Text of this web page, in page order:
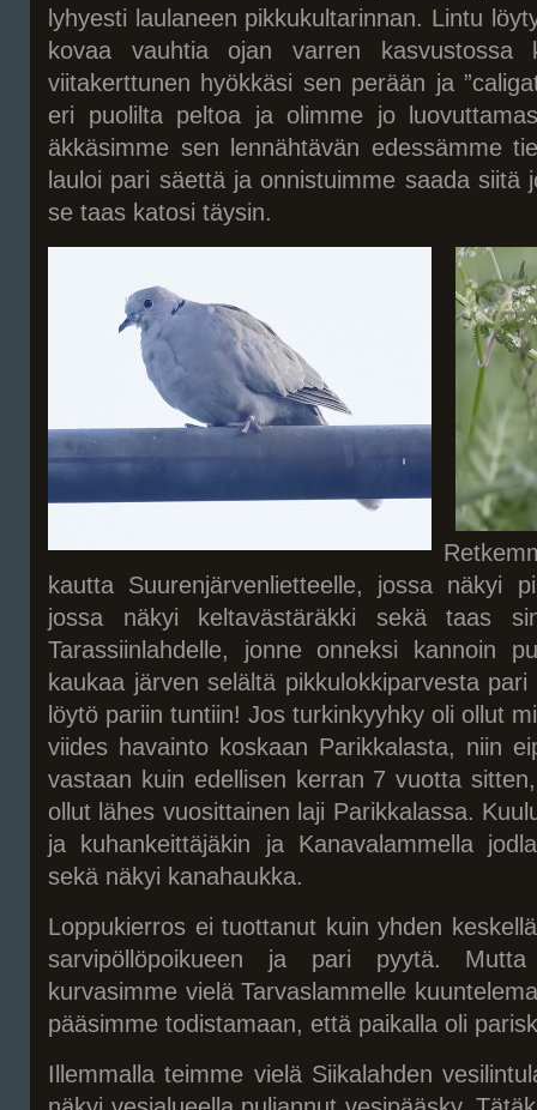
lyhyesti laulaneen pikkukultarinnan. Lintu
kovaa vauhtia ojan varren kasvustossa
viitakerttunen hyökkäsi sen perään ja
eri puolilta peltoa ja olimme jo
äkkäsimme sen lennähtävän edessämme
lauloi pari säettä ja onnistuimme saada siitä
se taas katosi täysin.
kautta Suurenjärvenlietteelle, jossa näkyi
jossa näkyi keltavästäräkki sekä taas
Tarassiinlahdelle, jonne onneksi kannoin
kaukaa järven selältä pikkulokkiparvesta
löytö pariin tuntiin! Jos turkinkyyhky oli ollut
viides havainto koskaan Parikkalasta, niin
vastaan kuin edellisen kerran 7 vuotta
ollut lähes vuosittainen laji Parikkalassa.
ja kuhankeittäjäkin ja Kanavalammella
sekä näkyi kanahaukka.
Loppukierros ei tuottanut kuin yhden
sarvipöllöpoikueen ja pari pyytä. Mutta
kurvasimme vielä Tarvaslammelle
pääsimme todistamaan, että paikalla oli
Illemmalla teimme vielä Siikalahden